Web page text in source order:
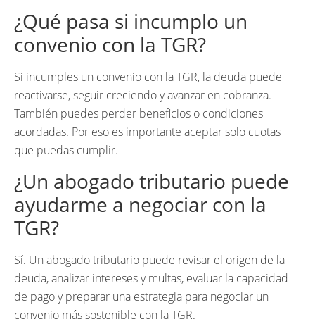
¿Qué pasa si incumplo un
convenio con la TGR?
Si incumples un convenio con la TGR, la deuda puede
reactivarse, seguir creciendo y avanzar en cobranza.
También puedes perder beneficios o condiciones
acordadas. Por eso es importante aceptar solo cuotas
que puedas cumplir.
¿Un abogado tributario puede
ayudarme a negociar con la
TGR?
Sí. Un abogado tributario puede revisar el origen de la
deuda, analizar intereses y multas, evaluar la capacidad
de pago y preparar una estrategia para negociar un
convenio más sostenible con la TGR.